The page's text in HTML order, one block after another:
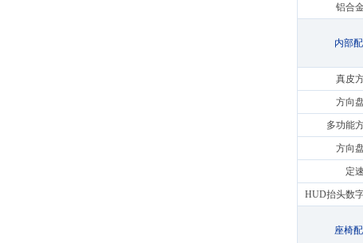
铝合
内部配
真皮
方向
多功能
方向
定
HUD抬头数
座椅配